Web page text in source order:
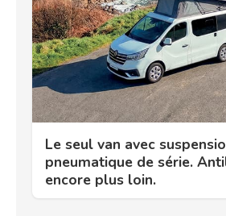
Le seul van avec
pneumatique de série.
encore plus loin.